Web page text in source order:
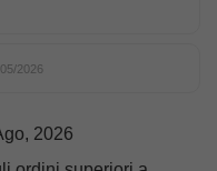
2026
2026